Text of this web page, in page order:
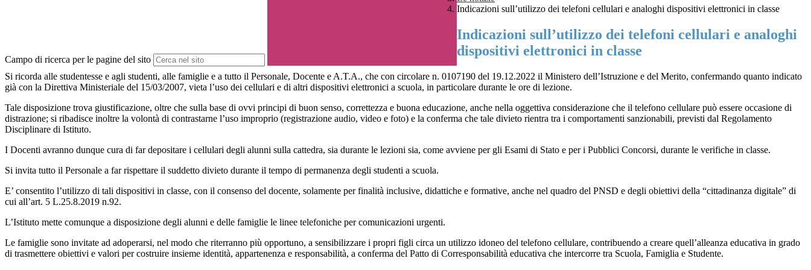
Campo di ricerca per le pagine del sito
Indicazioni sull’utilizzo dei telefoni cellulari e analoghi dispositivi elettronici in classe
Indicazioni sull’utilizzo dei telefoni cellulari e analoghi
dispositivi elettronici in classe
Si ricorda alle studentesse e agli studenti, alle famiglie e a tutto il Personale, Docente e A.T.A., che con circolare n. 0107190 del 19.12.2022 il Ministero dell’Istruzione e del Merito, confermando quanto indicato
già con la Direttiva Ministeriale del 15/03/2007, vieta l’uso dei cellulari e di altri dispositivi elettronici a scuola, in particolare durante le ore di lezione.
Tale disposizione trova giustificazione, oltre che sulla base di ovvi principi di buon senso, correttezza e buona educazione, anche nella oggettiva considerazione che il telefono cellulare può essere occasione di
distrazione; si ribadisce inoltre la volontà di contrastarne l’uso improprio (registrazione audio, video e foto) e la conferma che tale divieto rientra tra i comportamenti sanzionabili, previsti dal Regolamento
Disciplinare di Istituto.
I Docenti avranno dunque cura di far depositare i cellulari degli alunni sulla cattedra, sia durante le lezioni sia, come avviene per gli Esami di Stato e per i Pubblici Concorsi, durante le verifiche in classe.
Si invita tutto il Personale a far rispettare il suddetto divieto durante il tempo di permanenza degli studenti a scuola.
E’ consentito l’utilizzo di tali dispositivi in classe, con il consenso del docente, solamente per finalità inclusive, didattiche e formative, anche nel quadro del PNSD e degli obiettivi della “cittadinanza digitale” di
cui all’art. 5 L.25.8.2019 n.92.
L’Istituto mette comunque a disposizione degli alunni e delle famiglie le linee telefoniche per comunicazioni urgenti.
Le famiglie sono invitate ad adoperarsi, nel modo che riterranno più opportuno, a sensibilizzare i propri figli circa un utilizzo idoneo del telefono cellulare, contribuendo a creare quell’alleanza educativa in grado
di trasmettere obiettivi e valori per costruire insieme identità, appartenenza e responsabilità, a conferma del Patto di Corresponsabilità educativa che intercorre tra Scuola, Famiglia e Studente.